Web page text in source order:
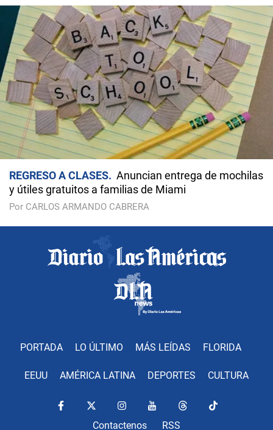
REGRESO A CLASES
Anuncian entrega de mochilas
y útiles gratuitos a familias de Miami
Por CARLOS ARMANDO CABRERA
PORTADA LO ÚLTIMO MÁS LEÍDAS FLORIDA
EEUU AMÉRICA LATINA DEPORTES CULTURA
Contactenos RSS